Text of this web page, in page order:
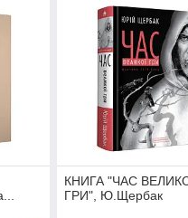
КНИГА "ЧАС
ГРИ", Ю.Щербак